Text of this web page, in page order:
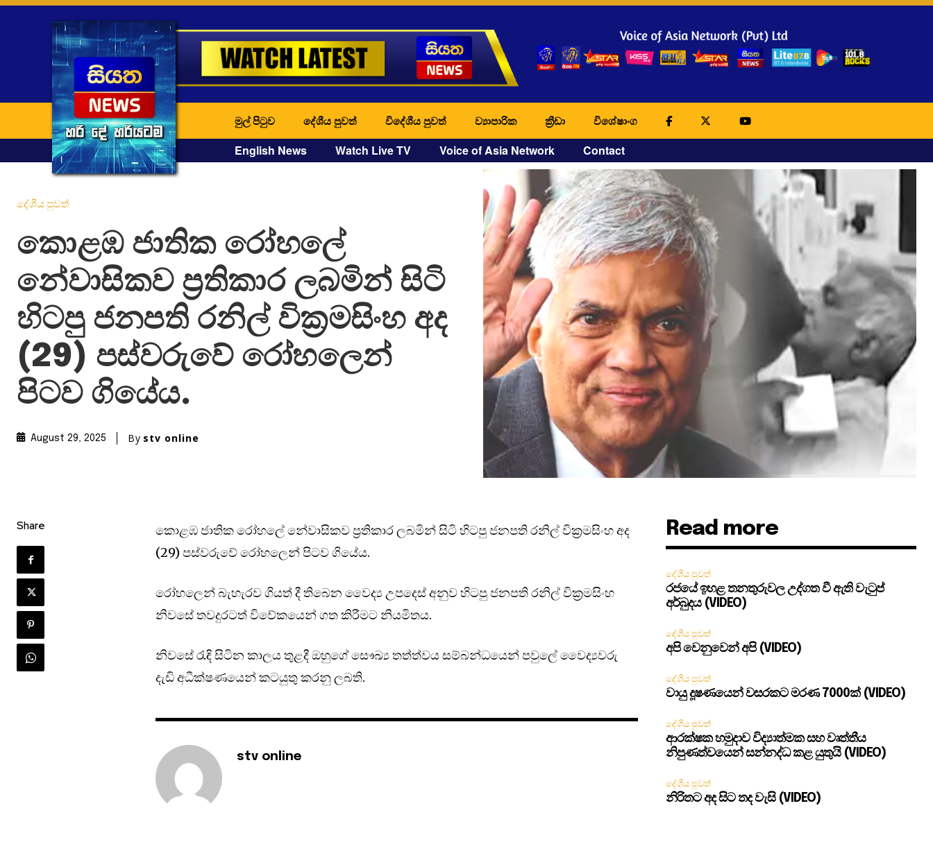
මුල් පිටුව දේශීය පුවත් විදේශීය පුවත් ව්‍යාපාරික ක්‍රීඩා විශේෂාංග
English News Watch Live TV Voice of Asia Network Contact
දේශීය පුවත්
කොළඹ ජාතික රෝහලේ
නේවාසිකව ප්‍රතිකාර ලබමින් සිටි
හිටපු ජනපති රනිල් වික්‍රමසිංහ අද
(29) පස්වරුවේ රෝහලෙන්
පිටව ගියේය.
August 29, 2025 By stv online
Share
කොළඹ ජාතික රෝහලේ නේවාසිකව ප්‍රතිකාර ලබමින් සිටි හිටපු ජනපති රනිල් වික්‍රමසිංහ අද
(29) පස්වරුවේ රෝහලෙන් පිටව ගියේය.
රෝහලෙන් බැහැරව ගියත් දී තිබෙන වෛද්‍ය උපදෙස් අනුව හිටපු ජනපති රනිල් වික්‍රමසිංහ
නිවසේ තවදුරටත් විවේකයෙන් ගත කිරීමට නියමිතය.
නිවසේ රැඳි සිටින කාලය තුළදී ඔහුගේ සෞඛ්‍ය තත්ත්වය සම්බන්ධයෙන් පවුලේ වෛද්‍යවරු
දැඩි අධීක්ෂණයෙන් කටයුතු කරනු ලබති.
stv online
Read more
දේශීය පුවත්
රජයේ ඉහළ තනතුරුවල උද්ගත වී ඇති වැටුප්
අර්බුදය (VIDEO)
දේශීය පුවත්
අපි වෙනුවෙන් අපි (VIDEO)
දේශීය පුවත්
වායු දූෂණයෙන් වසරකට මරණ 7000ක් (VIDEO)
දේශීය පුවත්
ආරක්ෂක හමුදාව විද්‍යාත්මක සහ වෘත්තීය
නිපුණත්වයෙන් සන්නද්ධ කළ යුතුයි (VIDEO)
දේශීය පුවත්
නිරිතට අද සිට තද වැසි (VIDEO)